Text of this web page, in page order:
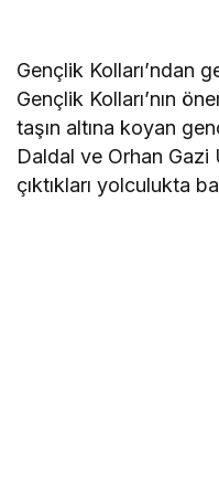
Gençlik Kolları’ndan
Gençlik Kolları’nın
taşın altına koyan
Daldal ve Orhan Gazi
çıktıkları yolculukta